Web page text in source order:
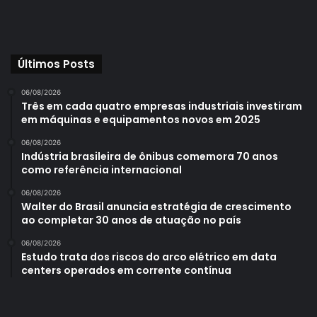
tecnologia de telemetria. Inserida nos veículos Mitsubishi
solução permitirá o monitoramento, em tempo real, de
parâmetros vitais como velocidade média, freadas bruscas,
eventuais problemas no percurso, entre outros.
Fernando Schaeffer, CEO da Smart Driving Labs, destaca o
intuito da solução, de contribuir para que os motoristas
dirijam com mais segurança. Outra consequência é a
economia de cerca de 35% no custo de manutenção. Pela
Últimos Posts
06/08/2026
Três em cada quatro empresas industriais investiram
em máquinas e equipamentos novos em 2025
06/08/2026
Indústria brasileira de ônibus comemora 70 anos
como referência internacional
06/08/2026
Walter do Brasil anuncia estratégia de crescimento
ao completar 30 anos de atuação no país
06/08/2026
Estudo trata dos riscos do arco elétrico em data
centers operados em corrente contínua